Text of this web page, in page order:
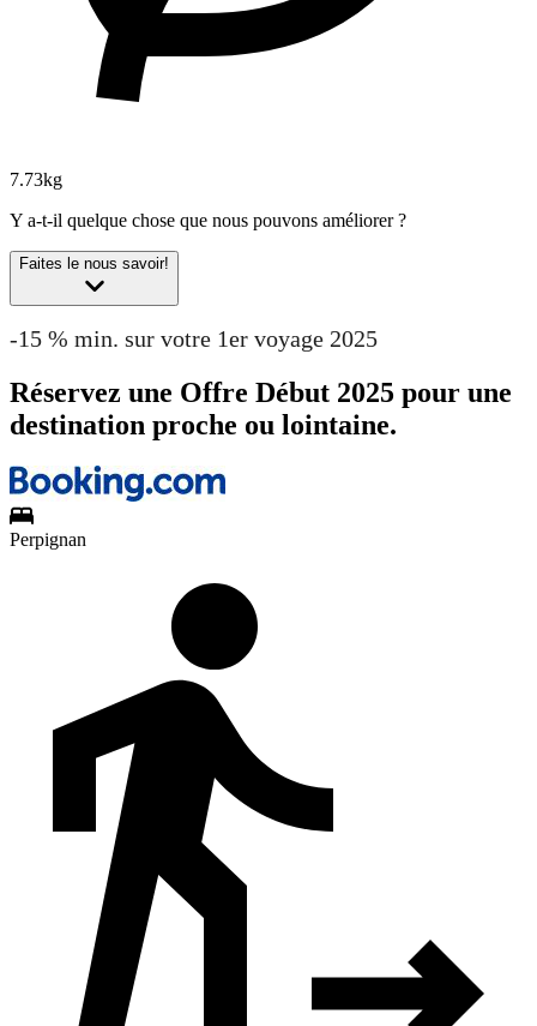
7.73kg
Y a-t-il quelque chose que nous pouvons améliorer ?
Faites le nous savoir!
-15 % min. sur votre 1er voyage 2025
Réservez une Offre Début 2025 pour une
destination proche ou lointaine.
Perpignan